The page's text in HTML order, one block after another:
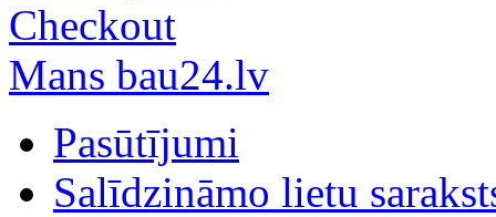
Checkout
Mans bau24.lv
Pasūtījumi
Salīdzināmo lietu